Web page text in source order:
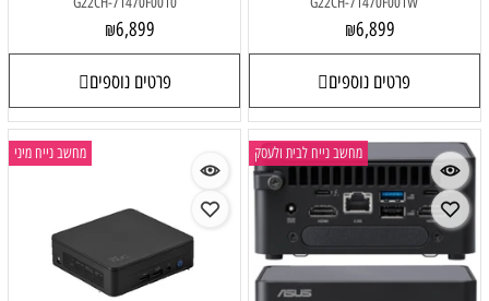
₪6,899
פרטים נוספים
₪6,899
פרטים נוספים
מחשב נייח לבית ולעסק מחשב נייח מיני